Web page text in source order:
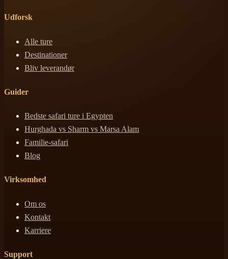
Udforsk
Alle ture
Destinationer
Bliv leverandør
Guider
Bedste safari ture i Egypten
Hurghada vs Sharm vs Marsa Alam
Familie-safari
Blog
Virksomhed
Om os
Kontakt
Karriere
Support